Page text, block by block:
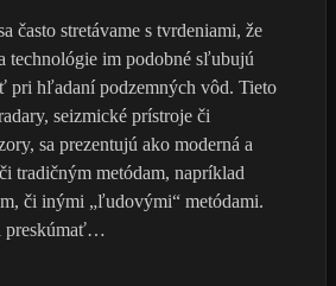
často stretávame s tvrdeniami, že
technológie im podobné sľubujú
pri hľadaní podzemných vôd. Tieto
seizmické prístroje či
sa prezentujú ako moderná a
tradičným metódam, napríklad
či inými „ľudovými“ metódami.
preskúmať…